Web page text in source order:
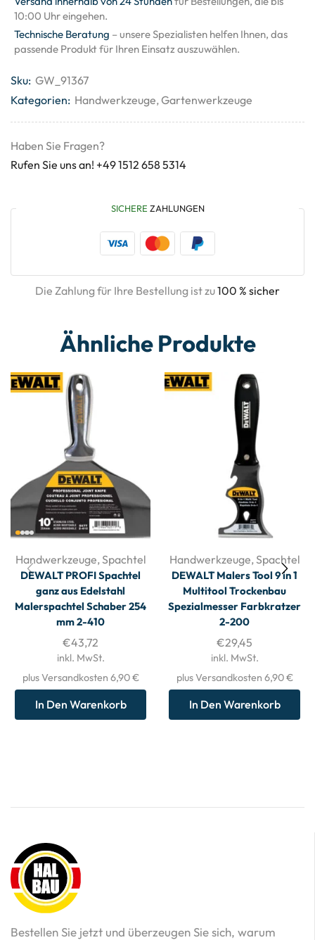
10:00 Uhr eingehen.
Technische Beratung – unsere Spezialisten helfen Ihnen, das
passende Produkt für Ihren Einsatz auszuwählen.
Sku: GW_91367
Kategorien: Handwerkzeuge, Gartenwerkzeuge
Haben Sie Fragen?
Rufen Sie uns an! +49 1512 658 5314
SICHERE ZAHLUNGEN
Die Zahlung für Ihre Bestellung ist zu100 % sicher
Ähnliche Produkte
Handwerkzeuge,Spachtel
DEWALT PROFI Spachtel
ganz aus Edelstahl
Malerspachtel Schaber 254
mm 2-410
€43,72
inkl. MwSt.
plus Versandkosten 6,90 €
In Den Warenkorb
Handwerkzeuge,Spachtel
DEWALT Malers Tool 9 in 1
Multitool Trockenbau
Spezialmesser Farbkratzer
2-200
€29,45
inkl. MwSt.
plus Versandkosten 6,90 €
In Den Warenkorb
Bestellen Sie jetzt und überzeugen Sie sich, warum